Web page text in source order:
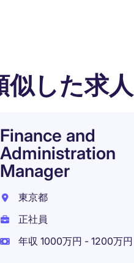
似した求人
Finance and
Administration
Manager
東京都
正社員
年収 1000万円 - 1200万円